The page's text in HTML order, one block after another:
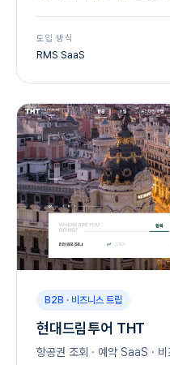
도입 방식
RMS SaaS
B2B · 비즈니스 트립
현대드림투어 THT
항공권 조회 · 예약 SaaS · 비